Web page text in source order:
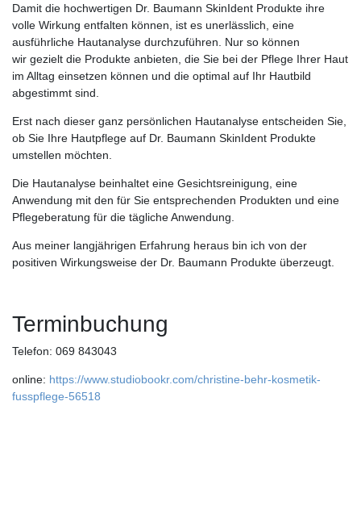
Damit die hochwertigen Dr. Baumann SkinIdent Produkte ihre
volle Wirkung entfalten können, ist es unerlässlich, eine
ausführliche Hautanalyse durchzuführen. Nur so können
wir gezielt die Produkte anbieten, die Sie bei der Pflege Ihrer Haut
im Alltag einsetzen können und die optimal auf Ihr Hautbild
abgestimmt sind.
Erst nach dieser ganz persönlichen Hautanalyse entscheiden Sie,
ob Sie Ihre Hautpflege auf Dr. Baumann SkinIdent Produkte
umstellen möchten.
Die Hautanalyse beinhaltet eine Gesichtsreinigung, eine
Anwendung mit den für Sie entsprechenden Produkten und eine
Pflegeberatung für die tägliche Anwendung.
Aus meiner langjährigen Erfahrung heraus bin ich von der
positiven Wirkungsweise der Dr. Baumann Produkte überzeugt.
Terminbuchung
Telefon: 069 843043
online: https://www.studiobookr.com/christine-behr-kosmetik-
fusspflege-56518